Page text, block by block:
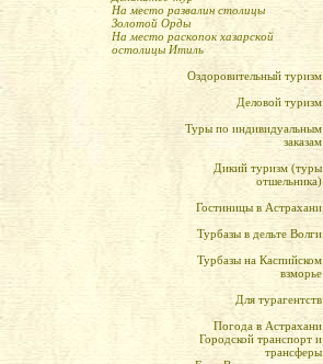
На место развалин столицы
Золотой Орды
На место раскопок хазарской
остолицы Итиль
Оздоровительный туризм
Деловой туризм
Туры по индивидуальным
заказам
Дикий туризм (туры
отшельника)
Гостиницы в Астрахани
Турбазы в дельте Волги
Турбазы на Каспийском
взморье
Для турагентств
Погода в Астрахани
Городской транспорт и
трансферы